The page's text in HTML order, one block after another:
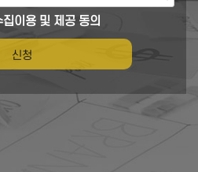
이용 및 제공 동의